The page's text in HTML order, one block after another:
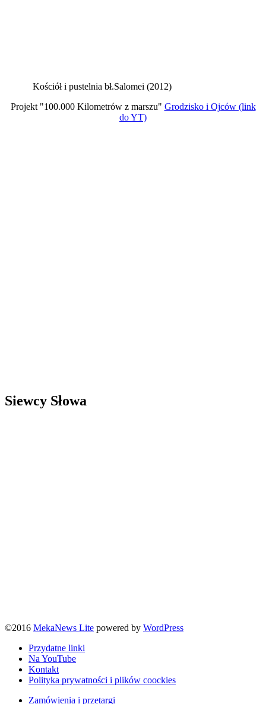
Kościół i pustelnia bł.Salomei (2012)
Projekt "100.000 Kilometrów z marszu" Grodzisko i Ojców (link
do YT)
Siewcy Słowa
©2016 MekaNews Lite powered by WordPress
Przydatne linki
Na YouTube
Kontakt
Polityka prywatności i plików coockies
Zamówienia i przetargi